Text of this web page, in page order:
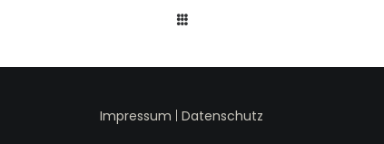
Impressum Datenschutz